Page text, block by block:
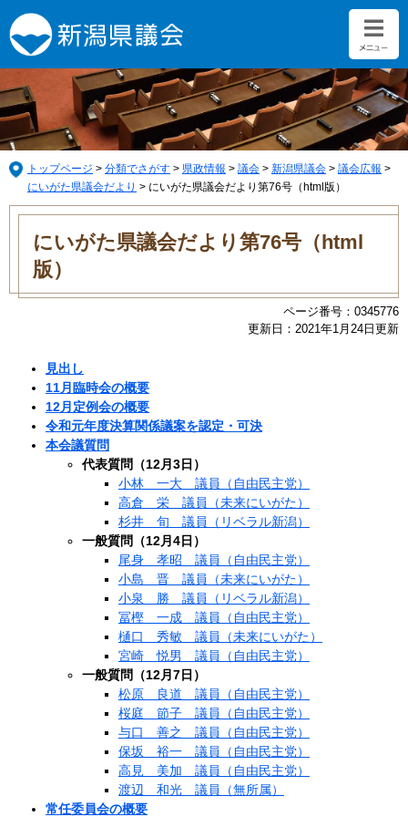
ー
ジ
の
先
頭
で
す。
ニ
ュ
ー
を
飛
ば
し
て
トップページ > 分類でさがす > 県政情報 > 議会 > 新潟県議会 > 議会広報 >
にいがた県議会だより > にいがた県議会だより第76号（html版）
本
にいがた県議会だより第76号（html
版）
ページ番号：0345776
更新日：2021年1月24日更新
見出し
11月臨時会の概要
12月定例会の概要
令和元年度決算関係議案を認定・可決
本会議質問
代表質問（12月3日）
小林 一大 議員（自由民主党）
高倉 栄 議員（未来にいがた）
杉井 旬 議員（リベラル新潟）
一般質問（12月4日）
尾身 孝昭 議員（自由民主党）
小島 晋 議員（未来にいがた）
小泉 勝 議員（リベラル新潟）
冨樫 一成 議員（自由民主党）
樋口 秀敏 議員（未来にいがた）
宮崎 悦男 議員（自由民主党）
一般質問（12月7日）
松原 良道 議員（自由民主党）
桜庭 節子 議員（自由民主党）
与口 善之 議員（自由民主党）
保坂 裕一 議員（自由民主党）
高見 美加 議員（自由民主党）
渡辺 和光 議員（無所属）
常任委員会の概要